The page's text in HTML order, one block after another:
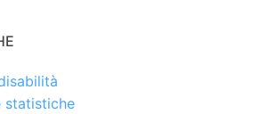
statistiche